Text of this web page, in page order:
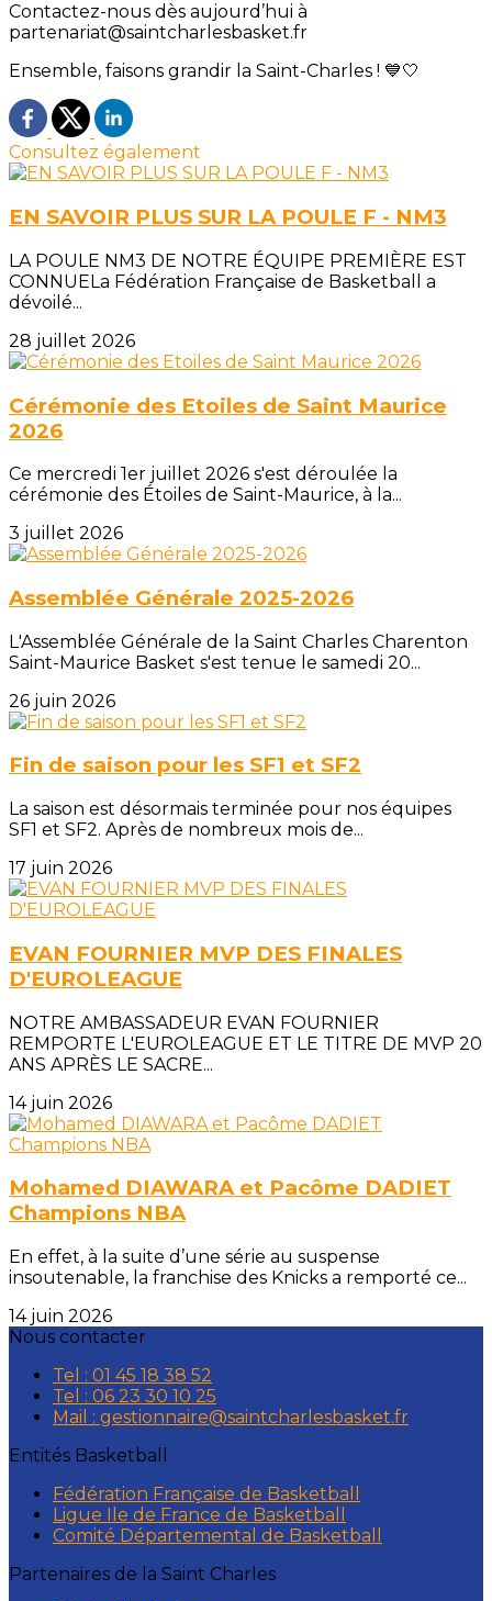
Contactez-nous dès aujourd’hui à
partenariat@saintcharlesbasket.fr
Ensemble, faisons grandir la Saint-Charles ! 💙🤍
Consultez également
EN SAVOIR PLUS SUR LA POULE F - NM3
LA POULE NM3 DE NOTRE ÉQUIPE PREMIÈRE EST
CONNUELa Fédération Française de Basketball a
dévoilé...
28 juillet 2026
Cérémonie des Etoiles de Saint Maurice
2026
Ce mercredi 1er juillet 2026 s'est déroulée la
cérémonie des Étoiles de Saint-Maurice, à la...
3 juillet 2026
Assemblée Générale 2025-2026
L'Assemblée Générale de la Saint Charles Charenton
Saint-Maurice Basket s'est tenue le samedi 20...
26 juin 2026
Fin de saison pour les SF1 et SF2
La saison est désormais terminée pour nos équipes
SF1 et SF2. Après de nombreux mois de...
17 juin 2026
EVAN FOURNIER MVP DES FINALES
D'EUROLEAGUE
NOTRE AMBASSADEUR EVAN FOURNIER
REMPORTE L'EUROLEAGUE ET LE TITRE DE MVP 20
ANS APRÈS LE SACRE...
14 juin 2026
Mohamed DIAWARA et Pacôme DADIET
Champions NBA
En effet, à la suite d’une série au suspense
insoutenable, la franchise des Knicks a remporté ce...
14 juin 2026
Nous contacter
Tel : 01 45 18 38 52
Tel : 06 23 30 10 25
Mail : gestionnaire@saintcharlesbasket.fr
Entités Basketball
Fédération Française de Basketball
Ligue Ile de France de Basketball
Comité Départemental de Basketball
Partenaires de la Saint Charles